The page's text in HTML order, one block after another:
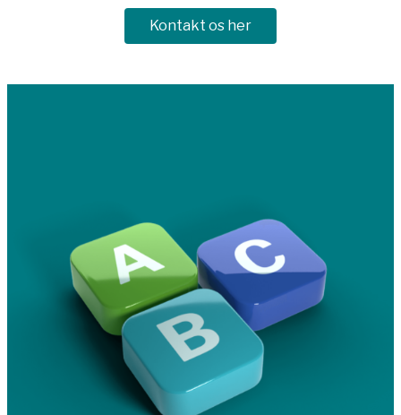
Kontakt os her